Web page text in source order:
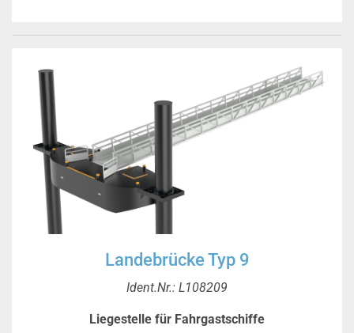
Landebrücke Typ 9
Ident.Nr.: L108209
Liegestelle für Fahrgastschiffe